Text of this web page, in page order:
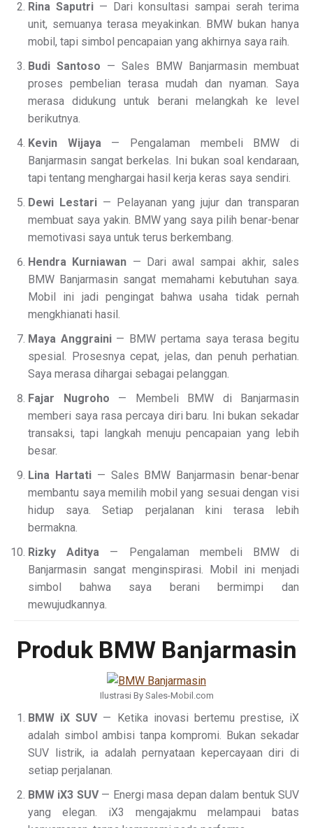
Rina Saputri — Dari konsultasi sampai serah terima
unit, semuanya terasa meyakinkan. BMW bukan hanya
mobil, tapi simbol pencapaian yang akhirnya saya raih.
Budi Santoso — Sales BMW Banjarmasin membuat
proses pembelian terasa mudah dan nyaman. Saya
merasa didukung untuk berani melangkah ke level
berikutnya.
Kevin Wijaya— Pengalaman membeli BMW di
Banjarmasin sangat berkelas. Ini bukan soal kendaraan,
tapi tentang menghargai hasil kerja keras saya sendiri.
Dewi Lestari— Pelayanan yang jujur dan transparan
membuat saya yakin. BMW yang saya pilih benar-benar
memotivasi saya untuk terus berkembang.
Hendra Kurniawan — Dari awal sampai akhir, sales
BMW Banjarmasin sangat memahami kebutuhan saya.
Mobil ini jadi pengingat bahwa usaha tidak pernah
mengkhianati hasil.
Maya Anggraini— BMW pertama saya terasa begitu
spesial. Prosesnya cepat, jelas, dan penuh perhatian.
Saya merasa dihargai sebagai pelanggan.
Fajar Nugroho — Membeli BMW di Banjarmasin
memberi saya rasa percaya diri baru. Ini bukan sekadar
transaksi, tapi langkah menuju pencapaian yang lebih
besar.
Lina Hartati— Sales BMW Banjarmasin benar-benar
membantu saya memilih mobil yang sesuai dengan visi
hidup saya. Setiap perjalanan kini terasa lebih
bermakna.
Rizky Aditya — Pengalaman membeli BMW di
Banjarmasin sangat menginspirasi. Mobil ini menjadi
simbol bahwa saya berani bermimpi dan
mewujudkannya.
Produk BMW Banjarmasin
Ilustrasi By Sales-Mobil.com
BMW iX SUV— Ketika inovasi bertemu prestise, iX
adalah simbol ambisi tanpa kompromi. Bukan sekadar
SUV listrik, ia adalah pernyataan kepercayaan diri di
setiap perjalanan.
BMW iX3 SUV— Energi masa depan dalam bentuk SUV
yang elegan. iX3 mengajakmu melampaui batas